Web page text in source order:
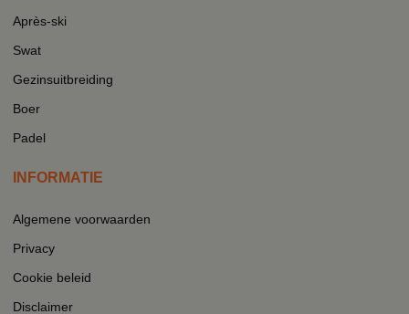
Après-ski
Swat
Gezinsuitbreiding
Boer
Padel
INFORMATIE
Algemene voorwaarden
Privacy
Cookie beleid
Disclaimer